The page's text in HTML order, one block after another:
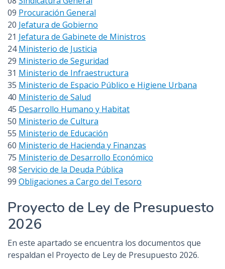
09 Procuración General
20 Jefatura de Gobierno
21 Jefatura de Gabinete de Ministros
24Ministerio de Justicia
29 Ministerio de Seguridad
31 Ministerio de Infraestructura
35 Ministerio de Espacio Público e Higiene Urbana
40 Ministerio de Salud
45 Desarrollo Humano y Habitat
50 Ministerio de Cultura
55 Ministerio de Educación
60 Ministerio de Hacienda y Finanzas
75 Ministerio de Desarrollo Económico
98 Servicio de la Deuda Pública
99 Obligaciones a Cargo del Tesoro
Proyecto de Ley de Presupuesto
2026
En este apartado se encuentra los documentos que
respaldan el Proyecto de Ley de Presupuesto 2026.